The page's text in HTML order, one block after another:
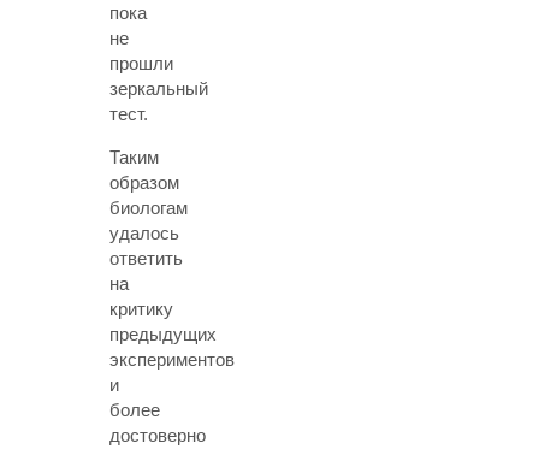
пока
не
прошли
зеркальный
тест.
Таким
образом
биологам
удалось
ответить
на
критику
предыдущих
экспериментов
и
более
достоверно